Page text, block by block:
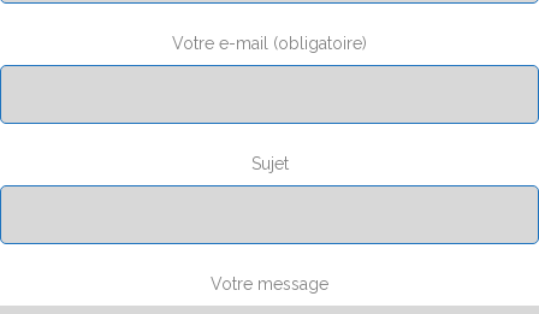
Votre e-mail (obligatoire)
Sujet
Votre message